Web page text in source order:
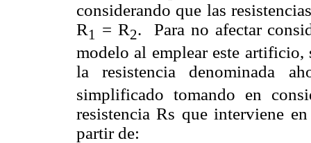
considerando que las
R1 = R2. Para no afectar
modelo al emplear este artificio,
la resistencia denominada
simplificado tomando en
resistencia Rs que interviene
partir de: